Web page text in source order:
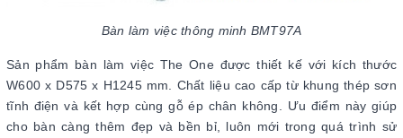
Bàn làm việc thông minh BMT97A
Sản phẩm bàn làm việc The One được thiết kế với kích thước
W600 x D575 x H1245 mm. Chất liệu cao cấp từ khung thép sơn
tĩnh điện và kết hợp cùng gỗ ép chân không. Ưu điểm này giúp
cho bàn càng thêm đẹp và bền bỉ, luôn mới trong quá trình sử